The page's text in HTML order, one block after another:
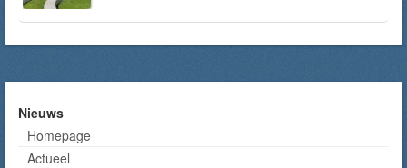
Nieuws
Homepage
Actueel